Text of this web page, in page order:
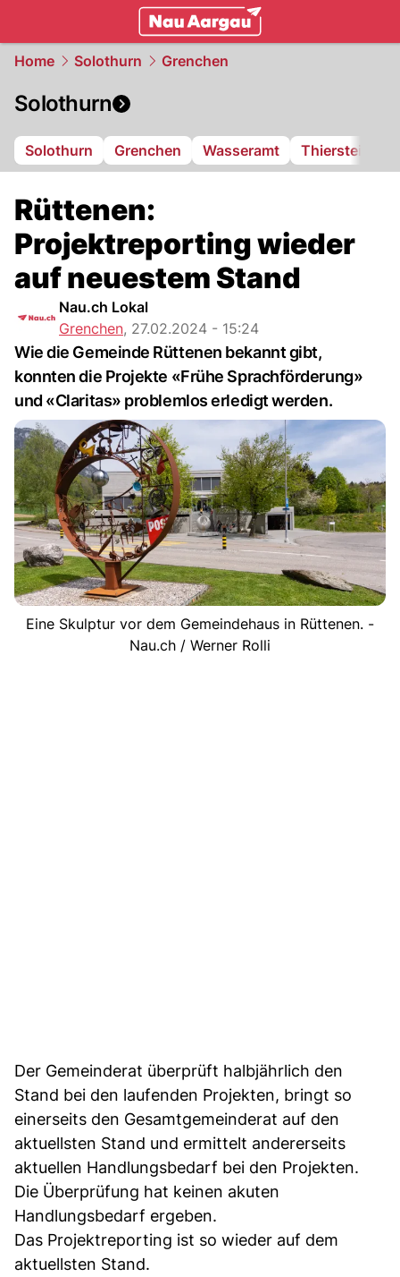
Home Solothurn Grenchen
Solothurn
Solothurn Grenchen Wasseramt Thierstein
Rüttenen:
Projektreporting wieder
auf neuestem Stand
Nau.ch Lokal
Grenchen, 27.02.2024 - 15:24
Wie die Gemeinde Rüttenen bekannt gibt,
konnten die Projekte «Frühe Sprachförderung»
und «Claritas» problemlos erledigt werden.
Eine Skulptur vor dem Gemeindehaus in Rüttenen. -
Nau.ch / Werner Rolli
Der Gemeinderat überprüft halbjährlich den
Stand bei den laufenden Projekten, bringt so
einerseits den Gesamtgemeinderat auf den
aktuellsten Stand und ermittelt andererseits
aktuellen Handlungsbedarf bei den Projekten.
Die Überprüfung hat keinen akuten
Handlungsbedarf ergeben.
Das Projektreporting ist so wieder auf dem
aktuellsten Stand.